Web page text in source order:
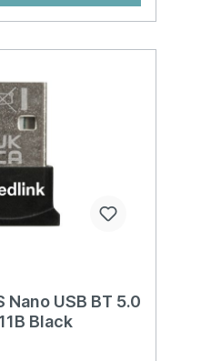
Nano USB BT 5.0
Black